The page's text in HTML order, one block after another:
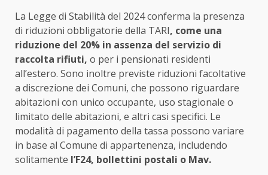
La Legge di Stabilità del 2024 conferma la presenza
di riduzioni obbligatorie della TARI, come una
riduzione del 20% in assenza del servizio di
raccolta rifiuti, o per i pensionati residenti
all’estero. Sono inoltre previste riduzioni facoltative
a discrezione dei Comuni, che possono riguardare
abitazioni con unico occupante, uso stagionale o
limitato delle abitazioni, e altri casi specifici. Le
modalità di pagamento della tassa possono variare
in base al Comune di appartenenza, includendo
solitamente l’F24, bollettini postali o Mav.